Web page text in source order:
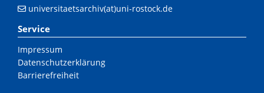
universitaetsarchiv(at)uni-rostock.de
Service
Impressum
Datenschutzerklärung
Barrierefreiheit